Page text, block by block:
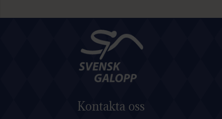
Kontakta oss